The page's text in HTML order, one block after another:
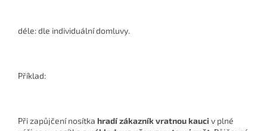
déle: dle individuální domluvy.
Příklad:
Při zapůjčení nosítka hradí zákazník vratnou kauci v plné